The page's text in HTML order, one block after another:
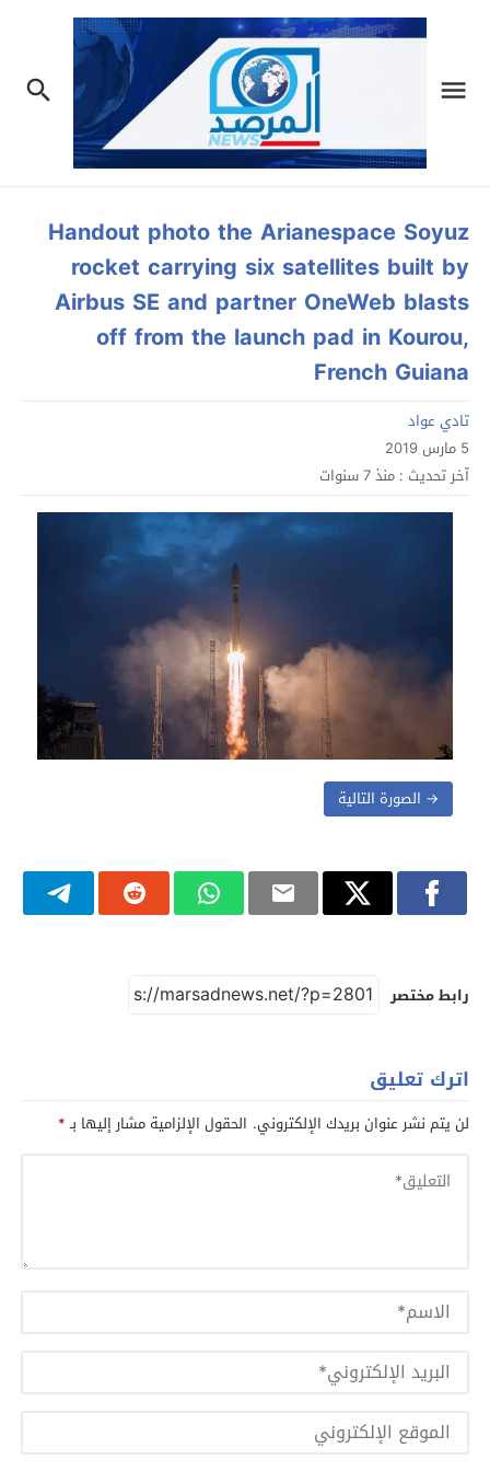
Handout photo the Arianespace Soyuz
rocket carrying six satellites built by
Airbus SE and partner OneWeb blasts
off from the launch pad in Kourou,
French Guiana
تادي عواد
5 مارس 2019
آخر تحديث : منذ 7 سنوات
→ الصورة التالية
رابط مختصر
اترك تعليق
لن يتم نشر عنوان بريدك الإلكتروني. الحقول الإلزامية مشار إليها بـ*